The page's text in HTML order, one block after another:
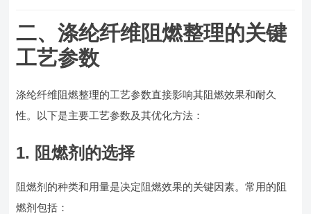
二、涤纶纤维阻燃整理的关键
工艺参数
涤纶纤维阻燃整理的工艺参数直接影响其阻燃效果和耐久
性。以下是主要工艺参数及其优化方法：
1. 阻燃剂的选择
阻燃剂的种类和用量是决定阻燃效果的关键因素。常用的阻
燃剂包括：